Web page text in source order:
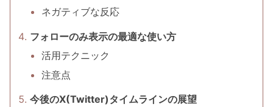
ネガティブな反応
フォローのみ表示の最適な使い方
活用テクニック
注意点
今後のX(Twitter)タイムラインの展望